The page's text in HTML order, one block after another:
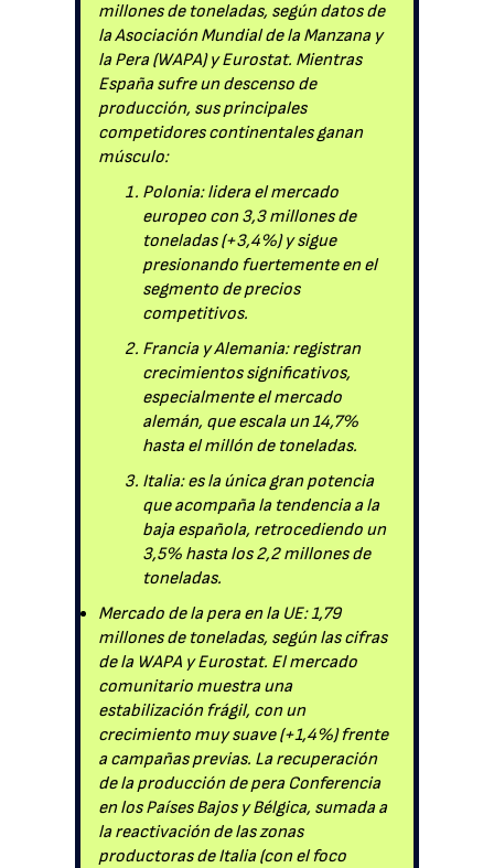
millones de toneladas, según datos de
la Asociación Mundial de la Manzana y
la Pera (WAPA) y Eurostat. Mientras
España sufre un descenso de
producción, sus principales
competidores continentales ganan
músculo:
Polonia: lidera el mercado
europeo con 3,3 millones de
toneladas (+3,4%) y sigue
presionando fuertemente en el
segmento de precios
competitivos.
Francia y Alemania: registran
crecimientos significativos,
especialmente el mercado
alemán, que escala un 14,7%
hasta el millón de toneladas.
Italia: es la única gran potencia
que acompaña la tendencia a la
baja española, retrocediendo un
3,5% hasta los 2,2 millones de
toneladas.
Mercado de la pera en la UE: 1,79
millones de toneladas, según las cifras
de la WAPA y Eurostat. El mercado
comunitario muestra una
estabilización frágil, con un
crecimiento muy suave (+1,4%) frente
a campañas previas. La recuperación
de la producción de pera Conferencia
en los Países Bajos y Bélgica, sumada a
la reactivación de las zonas
productoras de Italia (con el foco